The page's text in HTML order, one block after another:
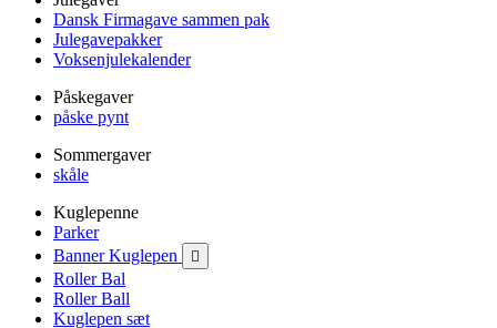
Dansk Firmagave sammen pak
Julegavepakker
Voksenjulekalender
Påskegaver
påske pynt
Sommergaver
skåle
Kuglepenne
Parker
Banner Kuglepen

Roller Bal
Roller Ball
Kuglepen sæt